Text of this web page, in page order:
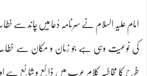
امام علیہ السلام نے سرنامہ دُعا میں چاند
کی نوعیت وہی ہے جو زمان و مکان سے